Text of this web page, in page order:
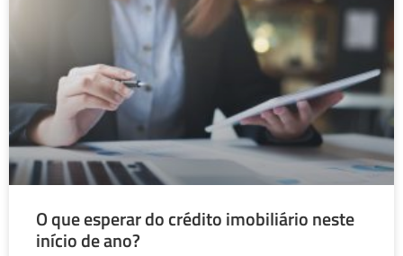
O que esperar do crédito imobiliário neste
início de ano?